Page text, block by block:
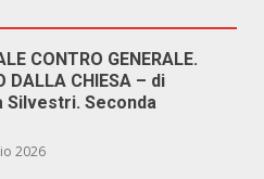
CONTRO GENERALE.
DALLA CHIESA – di
Silvestri. Seconda
2026